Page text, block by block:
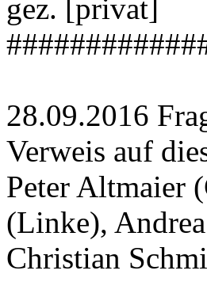
gez. [privat]
28.09.2016
Verweis auf
Peter Altmaier
(Linke),
Christian